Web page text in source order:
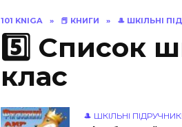
101 KNIGA » 📕 КНИГИ » 🎩 ШКІЛЬНІ
5️⃣ Список
клас
🎩 ШКІЛЬНІ